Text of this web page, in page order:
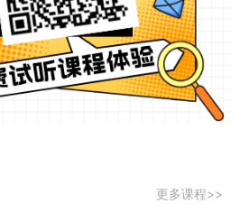
更多课程>>